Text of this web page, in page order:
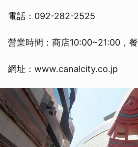
電話：092-282-2525
營業時間：商店10:00~21:00，
網址：www.canalcity.co.jp